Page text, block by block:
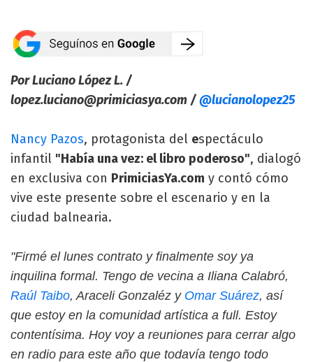
Por Luciano López L. /
lopez.luciano@primiciasya.com /@lucianolopez25
Nancy Pazos, protagonista del espectáculo
infantil "Había una vez: el libro poderoso", dialogó
en exclusiva con PrimiciasYa.com y contó cómo
vive este presente sobre el escenario y en la
ciudad balnearia.
"Firmé el lunes contrato y finalmente soy ya
inquilina formal. Tengo de vecina a Iliana Calabró,
Raúl Taibo, Araceli Gonzaléz y Omar Suárez, así
que estoy en la comunidad artística a full. Estoy
contentísima. Hoy voy a reuniones para cerrar algo
en radio para este año que todavía tengo todo